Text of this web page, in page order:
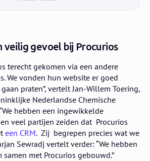
veilig gevoel bij Procurios
terecht gekomen via een andere
We vonden hun website er goed
praten”, vertelt Jan-Willem Toering,
Nederlandse Chemische
hebben een ingewikkelde
veel partijen zeiden dat Procurios
een CRM. Zij begrepen precies wat we
Sewradj vertelt verder: “We hebben
samen met Procurios gebouwd.”